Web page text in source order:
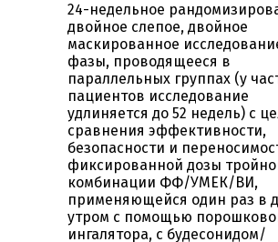
24-недельное
двойное слепое, двойное
маскированное
фазы, проводящееся в
параллельных группах (у
пациентов исследование
удлиняется до 52 недель) с
сравнения эффективности,
безопасности и
фиксированной дозы
комбинации ФФ/УМЕК/ВИ,
применяющейся один раз в
утром с помощью
ингалятора, с будесонидом/